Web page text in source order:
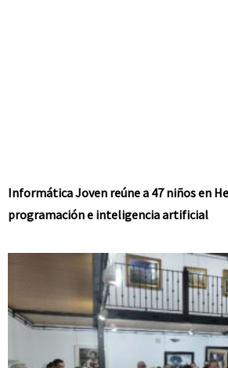
Informática Joven reúne a 47 niños en
programación e inteligencia artificial